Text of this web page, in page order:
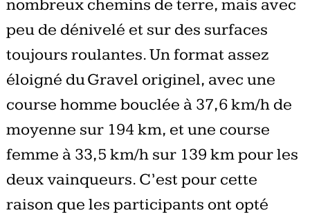
nombreux chemins de terre, mais avec
peu de dénivelé et sur des surfaces
toujours roulantes. Un format assez
éloigné du Gravel originel, avec une
course homme bouclée à 37,6 km/h de
moyenne sur 194 km, et une course
femme à 33,5 km/h sur 139 km pour les
deux vainqueurs. C’est pour cette
raison que les participants ont opté